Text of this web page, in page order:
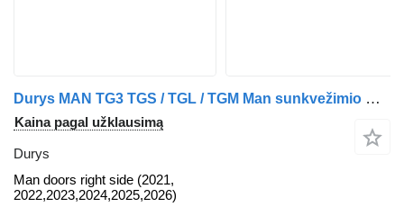
Durys MAN TG3 TGS / TGL / TGM Man sunkvežimio MAN TGS / TGL / TGM
Kaina pagal užklausimą
Durys
Man doors right side (2021,
2022,2023,2024,2025,2026)